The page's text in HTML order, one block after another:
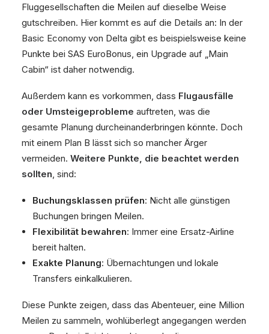
Fluggesellschaften die Meilen auf dieselbe Weise
gutschreiben. Hier kommt es auf die Details an: In der
Basic Economy von Delta gibt es beispielsweise keine
Punkte bei SAS EuroBonus, ein Upgrade auf „Main
Cabin“ ist daher notwendig.
Außerdem kann es vorkommen, dass Flugausfälle
oder Umsteigeprobleme auftreten, was die
gesamte Planung durcheinanderbringen könnte. Doch
mit einem Plan B lässt sich so mancher Ärger
vermeiden. Weitere Punkte, die beachtet werden
sollten, sind:
Buchungsklassen prüfen: Nicht alle günstigen
Buchungen bringen Meilen.
Flexibilität bewahren: Immer eine Ersatz-Airline
bereit halten.
Exakte Planung: Übernachtungen und lokale
Transfers einkalkulieren.
Diese Punkte zeigen, dass das Abenteuer, eine Million
Meilen zu sammeln, wohlüberlegt angegangen werden